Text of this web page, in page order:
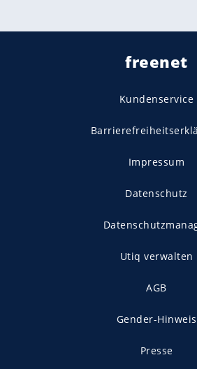
freenet
Kundenservice
Impressum
Datenschutz
Utiq verwalten
AGB
Gender-Hinweis
Presse